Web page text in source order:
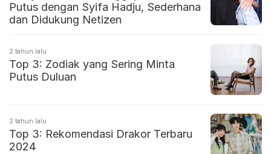
Putus dengan Syifa Hadju, Sederhana
dan Didukung Netizen
2 tahun lalu
Top 3: Zodiak yang Sering Minta
Putus Duluan
2 tahun lalu
Top 3: Rekomendasi Drakor Terbaru
2024